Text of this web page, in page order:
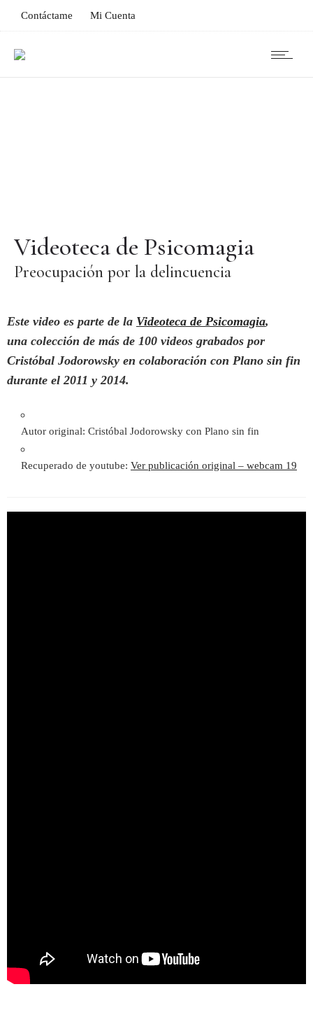
Contáctame Mi Cuenta
Videoteca de Psicomagia
Preocupación por la delincuencia
Este video es parte de la Videoteca de Psicomagia,
una colección de más de 100 videos grabados por
Cristóbal Jodorowsky en colaboración con Plano sin fin
durante el 2011 y 2014.
Autor original: Cristóbal Jodorowsky con Plano sin fin
Recuperado de youtube: Ver publicación original – webcam 19